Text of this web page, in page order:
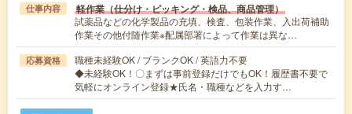
仕事内容 軽作業（仕分け・ピッキング・検品、商品管理）
試薬品などの化学製品の充填、検査、包装作業、入出荷補助
作業その他付随作業※配属部署によって作業は異な…
応募資格
職種未経験OK / ブランクOK / 英語力不要
◆未経験OK！〇まずは事前登録だけでもOK！履歴書不要で
気軽にオンライン登録★氏名・職種などを入力す…